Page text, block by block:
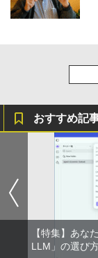
おすすめ記
【特集】あな
LLM」の選び